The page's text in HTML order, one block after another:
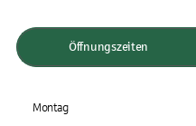
Öffnungszeiten
Montag